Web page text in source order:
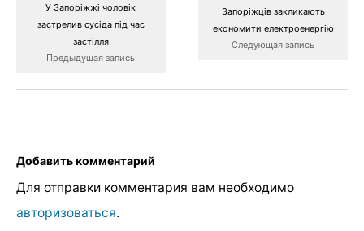
У Запоріжжі чоловік
застрелив сусіда під час
застілля
Предыдущая запись
Запоріжців закликають
економити електроенергію
Следующая запись
Добавить комментарий
Для отправки комментария вам необходимо
авторизоваться.